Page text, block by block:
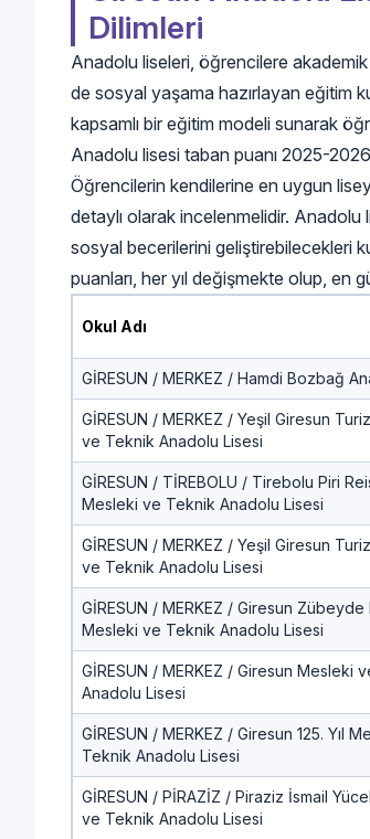
Dilimleri
Anadolu liseleri, öğrencilere
de sosyal yaşama hazırlayan eğitim
kapsamlı bir eğitim modeli sunarak
Anadolu lisesi taban puanı 2025-
Öğrencilerin kendilerine en uygun
detaylı olarak incelenmelidir.
sosyal becerilerini geliştirebilecekleri
puanları, her yıl değişmekte olup, en
Okul Adı
GİRESUN / MERKEZ / Hamdi Bozbağ
GİRESUN / MERKEZ / Yeşil Giresun
ve Teknik Anadolu Lisesi
GİRESUN / TİREBOLU / Tirebolu Piri
Mesleki ve Teknik Anadolu Lisesi
GİRESUN / MERKEZ / Yeşil Giresun
ve Teknik Anadolu Lisesi
GİRESUN / MERKEZ / Giresun Zübeyde
Mesleki ve Teknik Anadolu Lisesi
GİRESUN / MERKEZ / Giresun Mesleki
Anadolu Lisesi
GİRESUN / MERKEZ / Giresun 125. Yıl
Teknik Anadolu Lisesi
GİRESUN / PİRAZİZ / Piraziz İsmail
ve Teknik Anadolu Lisesi